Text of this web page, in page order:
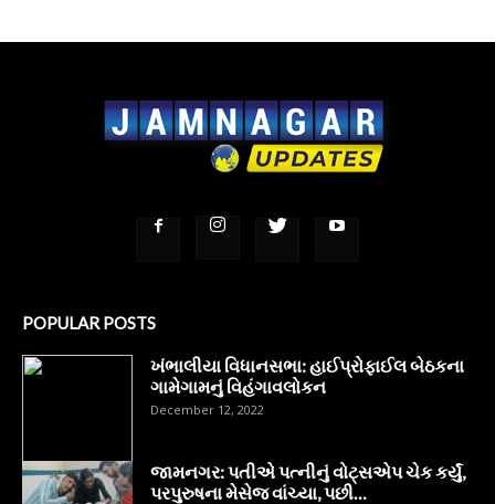
POPULAR POSTS
ખંભાલીયા વિધાનસભા: હાઈપ્રોફાઈલ બેઠકના
ગામેગામનું વિહંગાવલોકન
December 12, 2022
જામનગર: પતીએ પત્નીનું વોટ્સએપ ચેક કર્યું,
પરપુરુષના મેસેજ વાંચ્યા, પછી…